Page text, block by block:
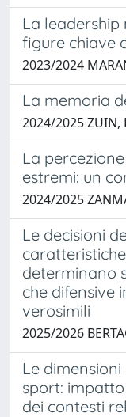
La leadership
figure chiave
2023/2024
La memoria
2024/2025 ZUIN,
La
estremi: un
2024/2025
Le decisioni
determinano
che difensive
verosimili
2025/2026
Le
sport:
dei contesti